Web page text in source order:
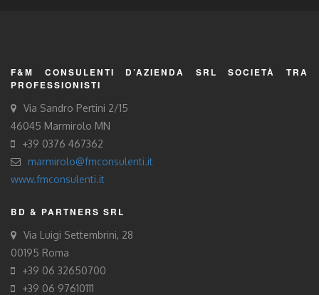
F&M CONSULENTI D’AZIENDA SRL SOCIETÀ TRA
PROFESSIONISTI
Via Sandro Pertini 2/15
46045 Marmirolo MN
+39 0376 467362
marmirolo@fmconsulenti.it
www.fmconsulenti.it
BD & PARTNERS SRL
Via Luigi Settembrini, 28
00195 Roma
+39 06 32650700
+39 06 97610111